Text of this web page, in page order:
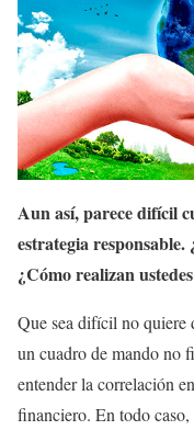
Aun así, parece difícil
estrategia
¿Cómo realizan
Que sea difícil no quiere
un cuadro de mando no
entender la correlación
financiero. En todo